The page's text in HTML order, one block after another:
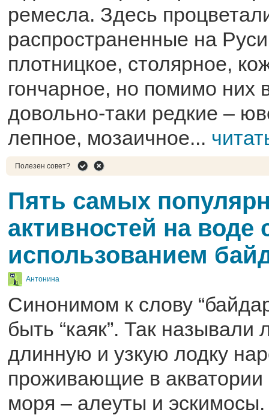
ремесла. Здесь
распространенные на
плотницкое, столярное,
гончарное, но помимо них
довольно-таки редкие –
лепное, мозаичное...
Полезен совет?
Пять самых
активностей на воде
использованием
Антонина
Синонимом к слову
быть “каяк”. Так называли
длинную и узкую лодку
проживающие в акватории
моря – алеуты и эскимосы.